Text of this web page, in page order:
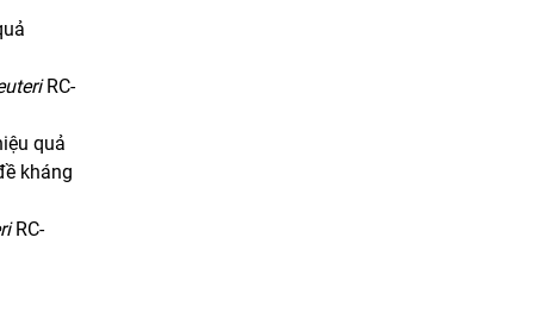
RC-
quả
kháng
RC-